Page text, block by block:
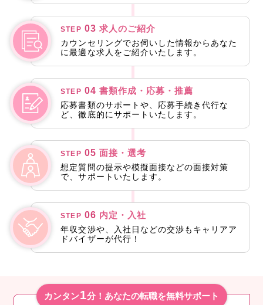
STEP 03 求人のご紹介
カウンセリングでお伺いした情報からあなた
に最適な求人をご紹介いたします。
STEP 04 書類作成・応募・推薦
応募書類のサポートや、応募手続き代行な
ど、徹底的にサポートいたします。
STEP 05 面接・選考
想定質問の提示や模擬面接などの面接対策
で、サポートいたします。
STEP 06 内定・入社
年収交渉や、入社日などの交渉もキャリアア
ドバイザーが代行！
カンタン1分！あなたの転職を無料サポート